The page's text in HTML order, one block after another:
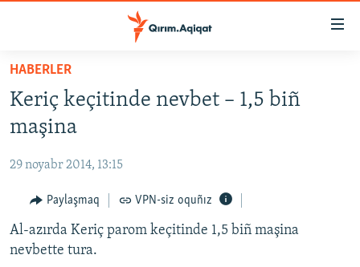
Esas
qaytmaq
Baş
navigatsiyağa
qaytmaq
qaytmaq
HABERLER
SİYASET
İQTİSADİYAT
CEMİYET
MEDENİYET
İNSAN AQLARI
VİDEO
HABERLER
Keriç keçitinde nevbet – 1,5 biñ
maşina
29 noyabr 2014, 13:15
Paylaşmaq VPN-siz oquñız
Al-azırda Keriç parom keçitinde 1,5 biñ maşina
nevbette tura.